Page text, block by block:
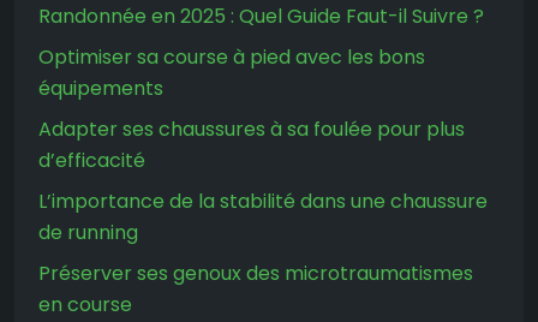
Randonnée en 2025 : Quel Guide Faut-il Suivre ?
Optimiser sa course à pied avec les bons
équipements
Adapter ses chaussures à sa foulée pour plus
d’efficacité
L’importance de la stabilité dans une chaussure
de running
Préserver ses genoux des microtraumatismes
en course